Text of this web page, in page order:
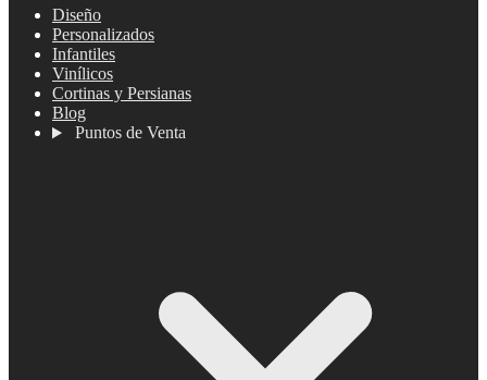
Diseño
Personalizados
Infantiles
Vinílicos
Cortinas y Persianas
Blog
Puntos de Venta